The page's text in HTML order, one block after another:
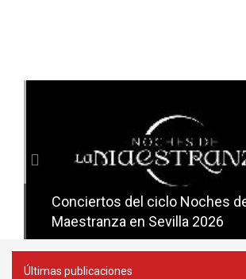
Conciertos del ciclo Noches
Maestranza en Sevilla 2026
Conciertos del ciclo Candlelight
Sevilla
Últimas publicaciones